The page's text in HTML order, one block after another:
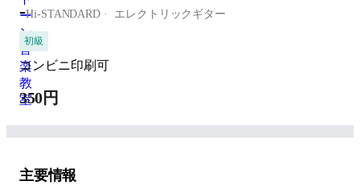
-Hi-STANDARD エレクトリックギター
初級
コンビニ印刷可
350円
主要情報